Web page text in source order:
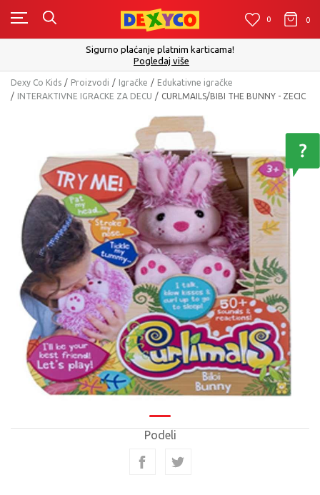
0 0
Sigurno plaćanje platnim karticama!
Pogledaj više
Dexy Co Kids Proizvodi Igračke
Edukativne igračke
INTERAKTIVNE IGRACKE ZA DECU
CURLMAILS/BIBI THE BUNNY - ZECIC
Podeli